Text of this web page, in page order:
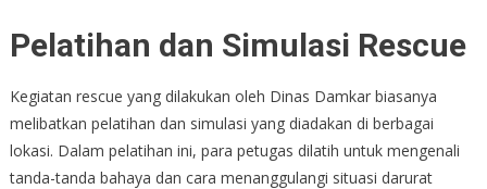
Pelatihan dan Simulasi Rescue
Kegiatan rescue yang dilakukan oleh Dinas Damkar biasanya
melibatkan pelatihan dan simulasi yang diadakan di berbagai
lokasi. Dalam pelatihan ini, para petugas dilatih untuk mengenali
tanda-tanda bahaya dan cara menanggulangi situasi darurat